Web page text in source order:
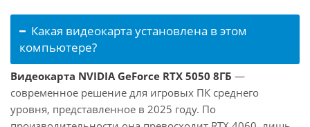
Какая видеокарта установлена в этом
компьютере?
Видеокарта NVIDIA GeForce RTX 5050 8ГБ —
современное решение для игровых ПК среднего
уровня, представленное в 2025 году. По